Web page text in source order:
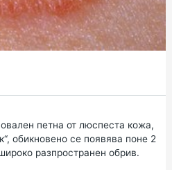
петна от люспеста кожа,
обикновено се появява поне 2
разпространен обрив.